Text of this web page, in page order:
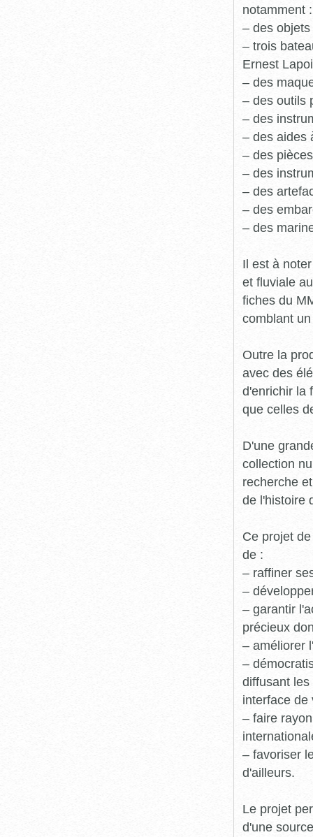
notamment :
– des
– trois
Ernest
– des
– des outils
– des
– des aides
– des
– des
– des
– des
– des
Il est à
et fluviale
fiches du
comblant
Outre la
avec des
d'enrichir la
que celles
D'une
collection
recherche
de l'histoire
Ce projet
de :
– raffiner
–
– garantir
précieux
– améliorer
–
diffusant
interface de
– faire
– favoriser
d'ailleurs.
Le projet
d'une